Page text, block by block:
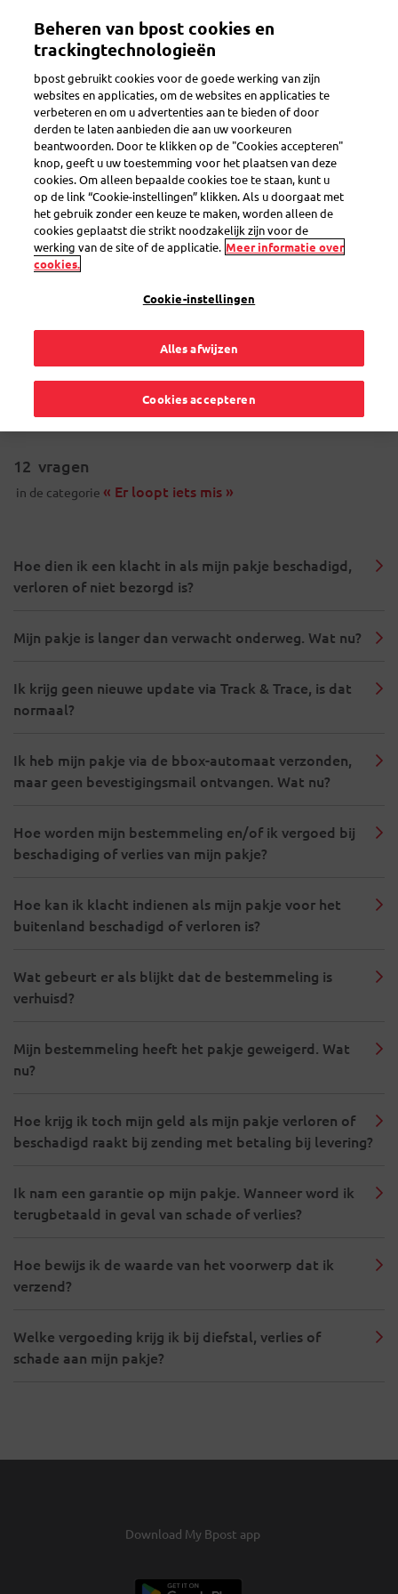
inhoud
Toggle navigation
Search
Er loopt iets mis
Mijn pakje is beschadigd
Mijn pakje werd naar me teruggestuurd
12 vragen
in de categorie « Er loopt iets mis »
Hoe dien ik een klacht in als mijn pakje beschadigd,
verloren of niet bezorgd is?
Mijn pakje is langer dan verwacht onderweg. Wat nu?
Ik krijg geen nieuwe update via Track & Trace, is dat
normaal?
Ik heb mijn pakje via de bbox-automaat verzonden,
maar geen bevestigingsmail ontvangen. Wat nu?
Hoe worden mijn bestemmeling en/of ik vergoed bij
beschadiging of verlies van mijn pakje?
Hoe kan ik klacht indienen als mijn pakje voor het
buitenland beschadigd of verloren is?
Wat gebeurt er als blijkt dat de bestemmeling is
verhuisd?
Mijn bestemmeling heeft het pakje geweigerd. Wat
nu?
Hoe krijg ik toch mijn geld als mijn pakje verloren of
beschadigd raakt bij zending met betaling bij levering?
Ik nam een garantie op mijn pakje. Wanneer word ik
terugbetaald in geval van schade of verlies?
Hoe bewijs ik de waarde van het voorwerp dat ik
verzend?
Welke vergoeding krijg ik bij diefstal, verlies of
schade aan mijn pakje?
Download My Bpost app
Beheren van bpost cookies en
trackingtechnologieën
bpost gebruikt cookies voor de goede werking van zijn
websites en applicaties, om de websites en applicaties te
verbeteren en om u advertenties aan te bieden of door
derden te laten aanbieden die aan uw voorkeuren
beantwoorden. Door te klikken op de "Cookies accepteren"
knop, geeft u uw toestemming voor het plaatsen van deze
cookies. Om alleen bepaalde cookies toe te staan, kunt u
op de link “Cookie-instellingen” klikken. Als u doorgaat met
het gebruik zonder een keuze te maken, worden alleen de
cookies geplaatst die strikt noodzakelijk zijn voor de
werking van de site of de applicatie. Meer informatie over
cookies.
Cookie-instellingen
Alles afwijzen
Cookies accepteren